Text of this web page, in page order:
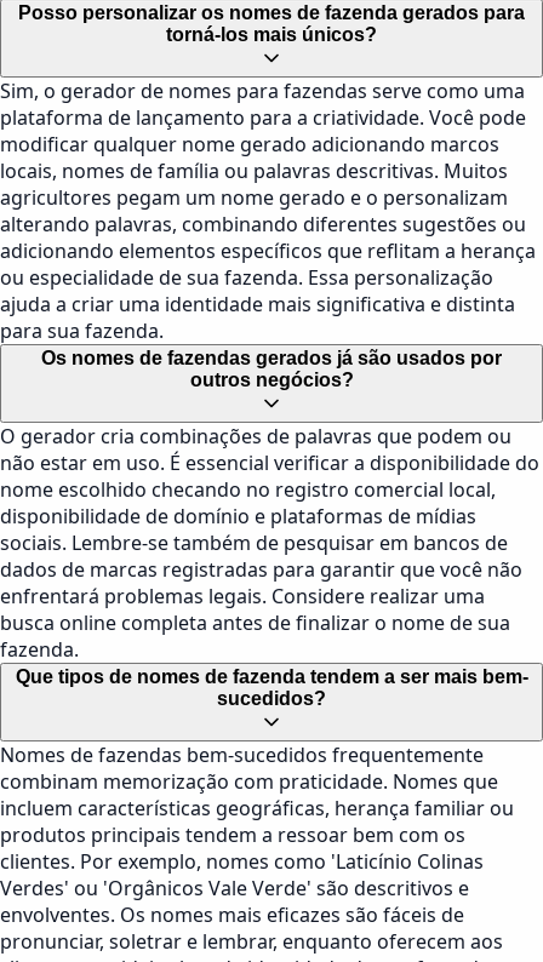
Posso personalizar os nomes de fazenda gerados para
torná-los mais únicos?
Sim, o gerador de nomes para fazendas serve como uma
plataforma de lançamento para a criatividade. Você pode
modificar qualquer nome gerado adicionando marcos
locais, nomes de família ou palavras descritivas. Muitos
agricultores pegam um nome gerado e o personalizam
alterando palavras, combinando diferentes sugestões ou
adicionando elementos específicos que reflitam a herança
ou especialidade de sua fazenda. Essa personalização
ajuda a criar uma identidade mais significativa e distinta
para sua fazenda.
Os nomes de fazendas gerados já são usados por
outros negócios?
O gerador cria combinações de palavras que podem ou
não estar em uso. É essencial verificar a disponibilidade do
nome escolhido checando no registro comercial local,
disponibilidade de domínio e plataformas de mídias
sociais. Lembre-se também de pesquisar em bancos de
dados de marcas registradas para garantir que você não
enfrentará problemas legais. Considere realizar uma
busca online completa antes de finalizar o nome de sua
fazenda.
Que tipos de nomes de fazenda tendem a ser mais bem-
sucedidos?
Nomes de fazendas bem-sucedidos frequentemente
combinam memorização com praticidade. Nomes que
incluem características geográficas, herança familiar ou
produtos principais tendem a ressoar bem com os
clientes. Por exemplo, nomes como 'Laticínio Colinas
Verdes' ou 'Orgânicos Vale Verde' são descritivos e
envolventes. Os nomes mais eficazes são fáceis de
pronunciar, soletrar e lembrar, enquanto oferecem aos